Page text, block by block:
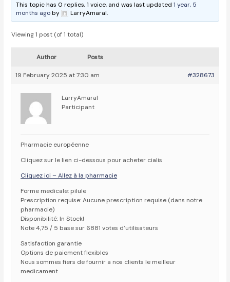
This topic has 0 replies, 1 voice, and was last updated1 year, 5
months agoby LarryAmaral.
Viewing 1 post (of 1 total)
Author Posts
19 February 2025 at 7:30 am #328673
LarryAmaral
Participant
Pharmacie européenne
Cliquez sur le lien ci-dessous pour acheter cialis
Cliquez ici – Allez à la pharmacie
Forme medicale: pilule
Prescription requise: Aucune prescription requise (dans notre
pharmacie)
Disponibilité: In Stock!
Note 4,75 / 5 base sur 6881 votes d’utilisateurs
Satisfaction garantie
Options de paiement flexibles
Nous sommes fiers de fournir a nos clients le meilleur
medicament